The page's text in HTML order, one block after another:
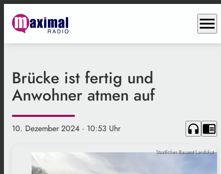
menu
Brücke ist fertig und
Anwohner atmen auf
10. Dezember 2024 · 10:53 Uhr headphones chrome_reader_mode
Staatliches Bauamt Landshut